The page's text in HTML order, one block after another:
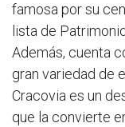
famosa por su
lista de
Además, cuenta
gran variedad de
Cracovia es un
que la convierte